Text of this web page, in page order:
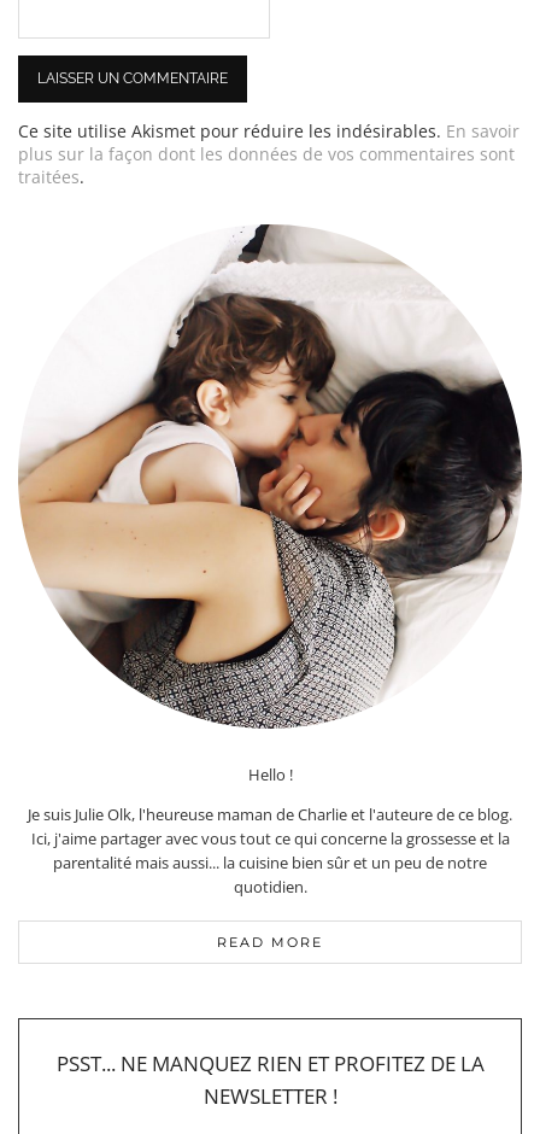
Ce site utilise Akismet pour réduire les indésirables. En savoir
plus sur la façon dont les données de vos commentaires sont
traitées.
Hello !
Je suis Julie Olk, l'heureuse maman de Charlie et l'auteure de ce blog.
Ici, j'aime partager avec vous tout ce qui concerne la grossesse et la
parentalité mais aussi... la cuisine bien sûr et un peu de notre
quotidien.
READ MORE
PSST... NE MANQUEZ RIEN ET PROFITEZ DE LA
NEWSLETTER !